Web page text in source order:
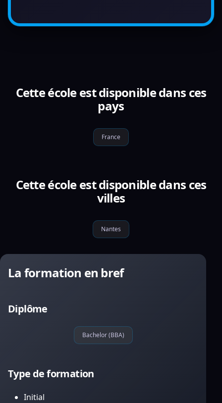
Cette école est disponible dans ces
pays
France
Cette école est disponible dans ces
villes
Nantes
La formation en bref
Diplôme
Bachelor (BBA)
Type de formation
Initial